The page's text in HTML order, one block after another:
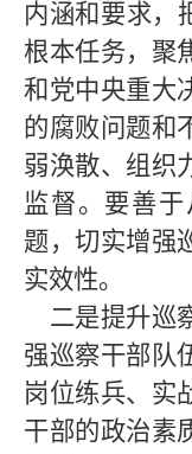
内涵和要求，
根本任务，聚
和党中央重大
的腐败问题和
弱涣散、组织
监督。要善
题，切实增强
实效性。
二是提升巡
强巡察干部队
岗位练兵、实
干部的政治素